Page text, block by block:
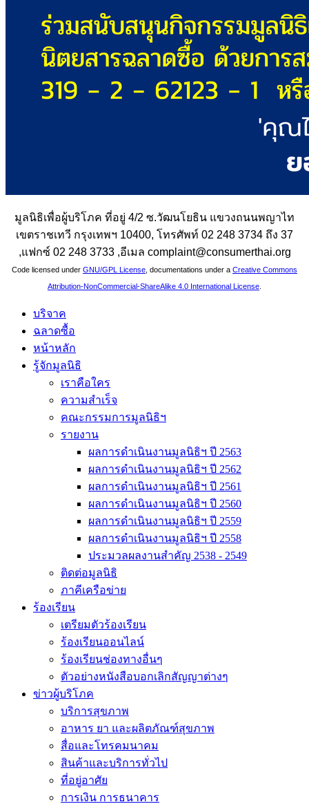
มูลนิธิเพื่อผู้บริโภค ที่อยู่ 4/2 ซ.วัฒนโยธิน แขวงถนนพญาไท
เขตราชเทวี กรุงเทพฯ 10400, โทรศัพท์ 02 248 3734 ถึง 37
,แฟกซ์ 02 248 3733 ,อีเมล complaint@consumerthai.org
Code licensed under GNU/GPL License , documentations under a Creative Commons
Attribution-NonCommercial-ShareAlike 4.0 International License
บริจาค
ฉลาดซื้อ
หน้าหลัก
รู้จักมูลนิธิ
เราคือใคร
ความสำเร็จ
คณะกรรมการมูลนิธิฯ
รายงาน
ผลการดำเนินงานมูลนิธิฯ ปี 2563
ผลการดำเนินงานมูลนิธิฯ ปี 2562
ผลการดำเนินงานมูลนิธิฯ ปี 2561
ผลการดำเนินงานมูลนิธิฯ ปี 2560
ผลการดำเนินงานมูลนิธิฯ ปี 2559
ผลการดำเนินงานมูลนิธิฯ ปี 2558
ประมวลผลงานสำคัญ 2538 - 2549
ติดต่อมูลนิธิ
ภาคีเครือข่าย
ร้องเรียน
เตรียมตัวร้องเรียน
ร้องเรียนออนไลน์
ร้องเรียนช่องทางอื่นๆ
ตัวอย่างหนังสือบอกเลิกสัญญาต่างๆ
ข่าวผู้บริโภค
บริการสุขภาพ
อาหาร ยา และผลิตภัณฑ์สุขภาพ
สื่อและโทรคมนาคม
สินค้าและบริการทั่วไป
ที่อยู่อาศัย
การเงิน การธนาคาร